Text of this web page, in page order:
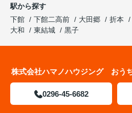
駅から探す
下館
下館二高前 大田郷 折本
大和
東結城 黒子
株式会社ハマノハウジング おう
0296-45-6682